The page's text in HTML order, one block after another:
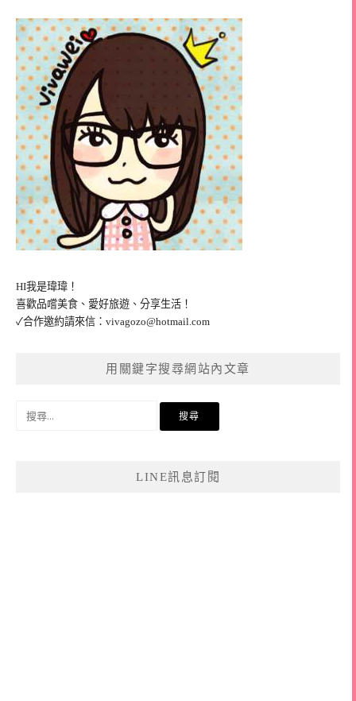
HI我是瑋瑋！
喜歡品嚐美食、愛好旅遊、分享生活！
✓合作邀約請來信： vivagozo@hotmail.com
用關鍵字搜尋網站內文章
LINE訊息訂閱